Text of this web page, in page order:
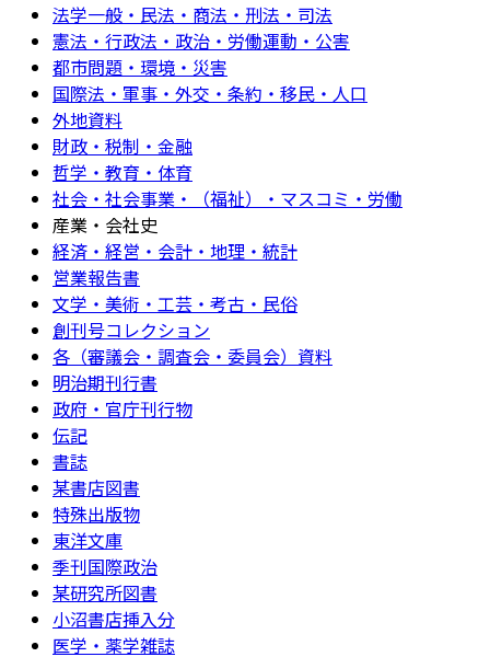
法学一般・民法・商法・刑法・司法
憲法・行政法・政治・労働運動・公害
都市問題・環境・災害
国際法・軍事・外交・条約・移民・人口
外地資料
財政・税制・金融
哲学・教育・体育
社会・社会事業・（福祉）・マスコミ・労働
産業・会社史
経済・経営・会計・地理・統計
営業報告書
文学・美術・工芸・考古・民俗
創刊号コレクション
各（審議会・調査会・委員会）資料
明治期刊行書
政府・官庁刊行物
伝記
書誌
某書店図書
特殊出版物
東洋文庫
季刊国際政治
某研究所図書
小沼書店挿入分
医学・薬学雑誌